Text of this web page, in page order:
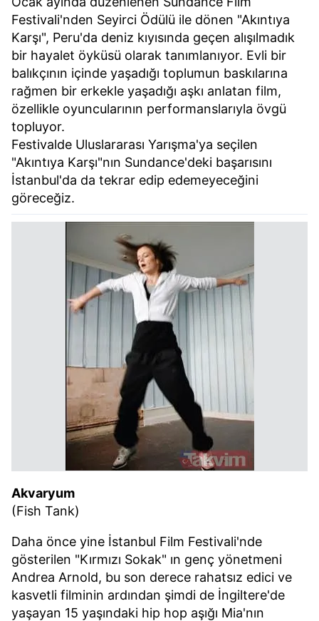
Festivali'nden Seyirci Ödülü ile dönen "Akıntıya
Karşı", Peru'da deniz kıyısında geçen alışılmadık
bir hayalet öyküsü olarak tanımlanıyor. Evli bir
balıkçının içinde yaşadığı toplumun baskılarına
rağmen bir erkekle yaşadığı aşkı anlatan film,
özellikle oyuncularının performanslarıyla övgü
topluyor.
Festivalde Uluslararası Yarışma'ya seçilen
"Akıntıya Karşı"nın Sundance'deki başarısını
İstanbul'da da tekrar edip edemeyeceğini
göreceğiz.
Akvaryum
(Fish Tank)
Daha önce yine İstanbul Film Festivali'nde
gösterilen "Kırmızı Sokak" ın genç yönetmeni
Andrea Arnold, bu son derece rahatsız edici ve
kasvetli filminin ardından şimdi de İngiltere'de
yaşayan 15 yaşındaki hip hop aşığı Mia'nın